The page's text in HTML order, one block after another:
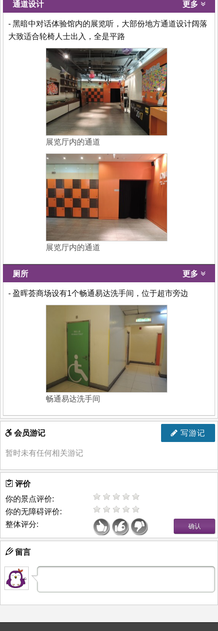
通道设计 更多
- 黑暗中对话体验馆内的展览听，大部份地方通道设计阔落
大致适合轮椅人士出入，全是平路
展览厅内的通道
展览厅内的通道
厕所 更多
- 盈晖荟商场设有1个畅通易达洗手间，位于超市旁边
畅通易达洗手间
写游记
会员游记
暂时未有任何相关游记
评价
你的景点评价:
你的无障碍评价:
整体评分:
留言